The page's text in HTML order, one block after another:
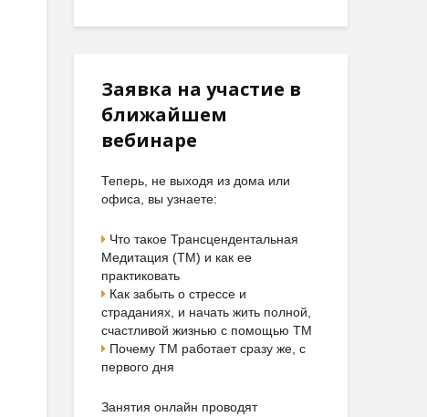
Заявка на участие в
ближайшем
вебинаре
Теперь, не выходя из дома или
офиса, вы узнаете:
Что такое Трансцендентальная
Медитация (ТМ) и как ее
практиковать
Как забыть о стрессе и
страданиях, и начать жить полной,
счастливой жизнью с помощью ТМ
Почему ТМ работает сразу же, с
первого дня
Занятия онлайн проводят